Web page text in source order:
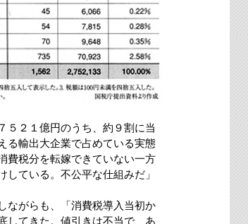
２１億円のうち、約９割に当
る輸出大企業で占めている実態
費税分を転嫁できていない一方
ている。不公平な仕組みだ」
ながらも、「消費税導入当初か
してきた。値引きは不当で、あ